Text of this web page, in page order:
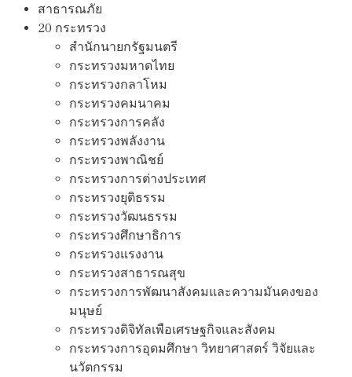
สาธารณภัย
20 กระทรวง
สํานักนายกรัฐมนตรี
กระทรวงมหาดไทย
กระทรวงกลาโหม
กระทรวงคมนาคม
กระทรวงการคลัง
กระทรวงพลังงาน
กระทรวงพาณิชย์
กระทรวงการต่างประเทศ
กระทรวงยุติธรรม
กระทรวงวัฒนธรรม
กระทรวงศึกษาธิการ
กระทรวงแรงงาน
กระทรวงสาธารณสุข
กระทรวงการพัฒนาสังคมและความมันคงของ
มนุษย์
กระทรวงดิจิทัลเพือเศรษฐกิจและสังคม
กระทรวงการอุดมศึกษา วิทยาศาสตร์ วิจัยและ
นวัตกรรม